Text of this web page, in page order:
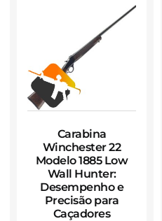
Carabina
Winchester 22
Modelo 1885 Low
Wall Hunter:
Desempenho e
Precisão para
Caçadores